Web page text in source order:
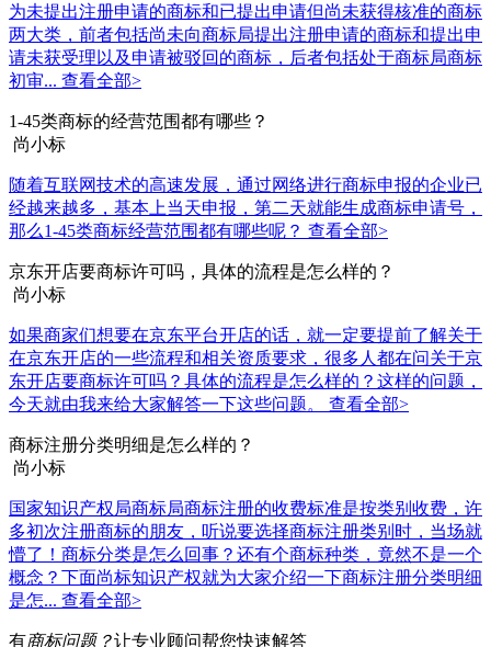
为未提出注册申请的商标和已提出申请但尚未获得核准的商标
两大类，前者包括尚未向商标局提出注册申请的商标和提出申
请未获受理以及申请被驳回的商标，后者包括处于商标局商标
初审... 查看全部>
1-45类商标的经营范围都有哪些？
尚小标
随着互联网技术的高速发展，通过网络进行商标申报的企业已
经越来越多，基本上当天申报，第二天就能生成商标申请号，
那么1-45类商标经营范围都有哪些呢？ 查看全部>
京东开店要商标许可吗，具体的流程是怎么样的？
尚小标
如果商家们想要在京东平台开店的话，就一定要提前了解关于
在京东开店的一些流程和相关资质要求，很多人都在问关于京
东开店要商标许可吗？具体的流程是怎么样的？这样的问题，
今天就由我来给大家解答一下这些问题。 查看全部>
商标注册分类明细是怎么样的？
尚小标
国家知识产权局商标局商标注册的收费标准是按类别收费，许
多初次注册商标的朋友，听说要选择商标注册类别时，当场就
懵了！商标分类是怎么回事？还有个商标种类，竟然不是一个
概念？下面尚标知识产权就为大家介绍一下商标注册分类明细
是怎... 查看全部>
有商标问题？让专业顾问帮您快速解答